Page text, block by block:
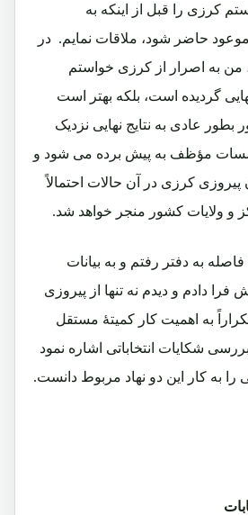
کرزی را قبل از اینکه به
حاضر شود، ملاقات نمایم. در
من به اصرار از کرزی خواستم
گردیده است، بلکه بهتر است
بطور عادی به نتایج نهایی نزدیک
مؤظف به پیش برده می شود و
پیروزی کرزی در آن حالات احتمالاً
و ولایات کشور منجر خواهد شد.
فاصله به دفتر رفتم و به بیانات
دادم و دیدم نه تنها از پیروزی
به اهمیت کار کمیتۀ مستقل
شکایات انتخاباتی اشاره نمود
را به کار این دو نهاد مربوط دانست.